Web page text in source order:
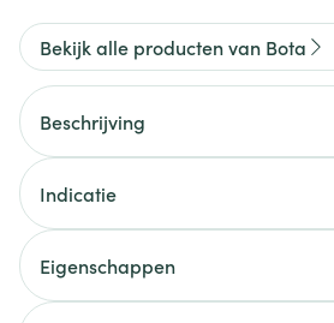
Bekijk alle producten van Bota
Beschrijving
Indicatie
Eigenschappen